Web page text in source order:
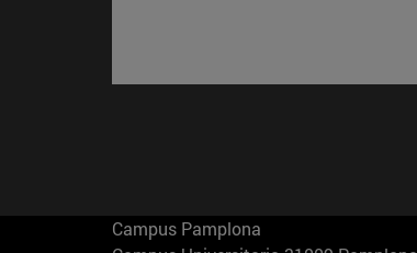
Campus Pamplona